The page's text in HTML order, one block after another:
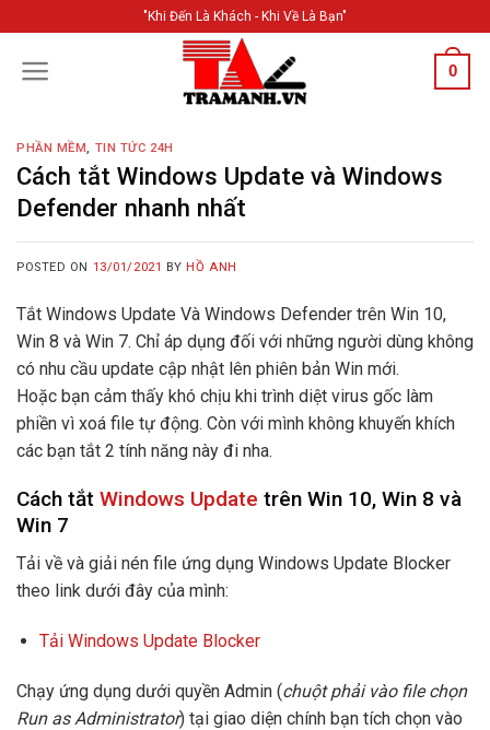
content
"Khi Đến Là Khách - Khi Về Là Bạn"
0
PHẦN MỀM, TIN TỨC 24H
Cách tắt Windows Update và Windows
Defender nhanh nhất
POSTED ON 13/01/2021 BY HỒ ANH
Tắt Windows Update Và Windows Defender trên Win 10,
Win 8 và Win 7. Chỉ áp dụng đối với những người dùng không
có nhu cầu update cập nhật lên phiên bản Win mới.
Hoặc bạn cảm thấy khó chịu khi trình diệt virus gốc làm
phiền vì xoá file tự động. Còn với mình không khuyến khích
các bạn tắt 2 tính năng này đi nha.
Cách tắt Windows Update trên Win 10, Win 8 và
Win 7
Tải về và giải nén file ứng dụng Windows Update Blocker
theo link dưới đây của mình:
Tải Windows Update Blocker
Chạy ứng dụng dưới quyền Admin (chuột phải vào file chọn
Run as Administrator) tại giao diện chính bạn tích chọn vào